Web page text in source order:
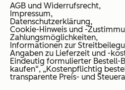
AGB und Widerrufsrecht,
Impressum,
Datenschutzerklärung,
Cookie-Hinweis und -
Zahlungsmöglichkeiten,
Informationen zur
Angaben zu Lieferzeit und -
Eindeutig formulierter Bestell-
kaufen“, „Kostenpflichtig
transparente Preis- und